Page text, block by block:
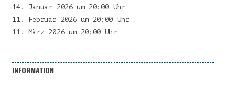
14. Januar 2026 um 20:00 Uhr
11. Februar 2026 um 20:00 Uhr
11. März 2026 um 20:00 Uhr
INFORMATION